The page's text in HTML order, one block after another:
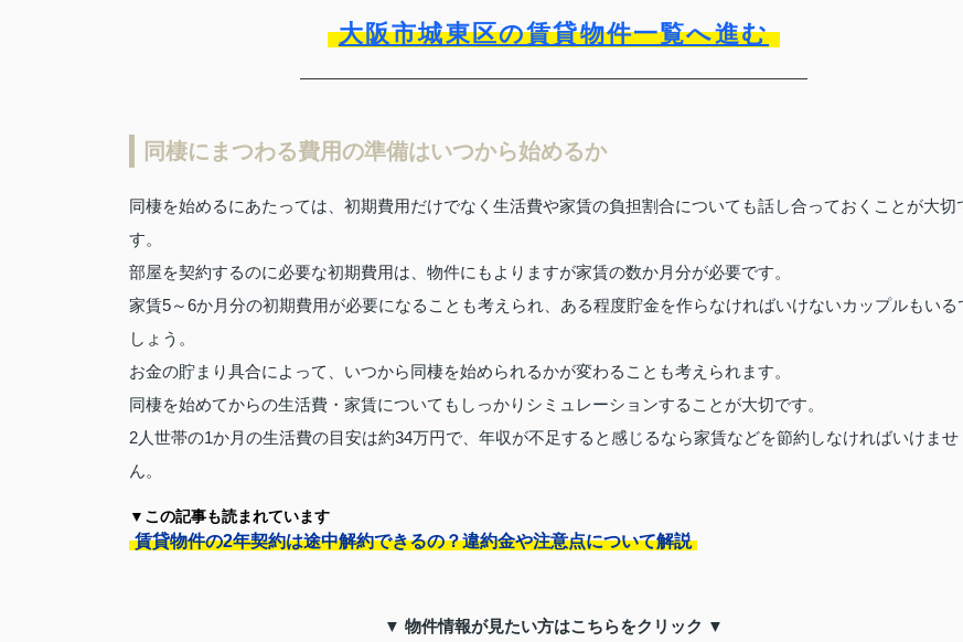
大阪市城東区の賃貸物件一覧へ進む
同棲にまつわる費用の準備はいつから始めるか
同棲を始めるにあたっては、初期費用だけでなく生活費や家賃の負担割合についても話し合っておくことが大切
す。
部屋を契約するのに必要な初期費用は、物件にもよりますが家賃の数か月分が必要です。
家賃5～6か月分の初期費用が必要になることも考えられ、ある程度貯金を作らなければいけないカップルもいる
しょう。
お金の貯まり具合によって、いつから同棲を始められるかが変わることも考えられます。
同棲を始めてからの生活費・家賃についてもしっかりシミュレーションすることが大切です。
2人世帯の1か月の生活費の目安は約34万円で、年収が不足すると感じるなら家賃などを節約しなければいけませ
ん。
▼この記事も読まれています
賃貸物件の2年契約は途中解約できるの？違約金や注意点について解説
▼ 物件情報が見たい方はこちらをクリック ▼